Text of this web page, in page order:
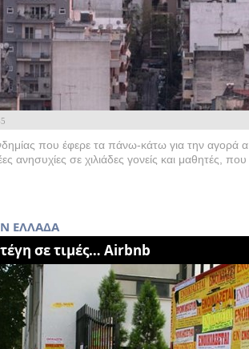
που έφερε τα πάνω-κάτω για την αγορά
ανησυχίες σε χιλιάδες γονείς και μαθητές,
ΕΛΛΑΔΑ
σε τιμές… Airbnb